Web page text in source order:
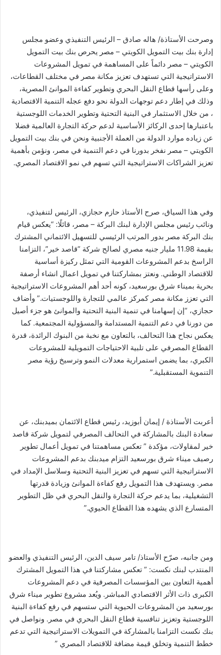
وصرحت الأستاذة/ هاله صادق – الرئيس التنفيذي وعضو مجلس
إدارة بنك بيت التمويل الكويتي – مصر يحرص بنك بيت التمويل
الكويتي – مصر دائماً على المساهمة في تمويل المشروعات
الاستراتيجية التي تستهدف تعزيز مكانة مصر في مختلف القطاعات،
وعلى رأسها قطاع النقل البحري وتطوير كفاءة الموانئ المصرية،
وذلك في إطار دعم توجهات الدولة نحو دفع عجله التنمية الاقتصادية
، من خلال الاستثمار في البنية التحتية وتطوير الخدمات اللوجستية
باعتبارها إحدى الركائز الأساسية لدعم حركة التجارة العالمية فضلا
عن زياده موارد الدولة من العملة الأجنبية ونحن في بنك بيت التمويل
الكويتي – مصر نفخر بدورنا في دعم التنمية في مصر، ونؤمن بأهمية
تعزيز الشراكات الاستراتيجية التي تسهم في نمو الاقتصاد المصري.
وفي هذا السياق، صرح الأستاذ حازم حجازي، الرئيس لتنفيذي،
ونائب رئيس مجلس الإدارة لبنك البركة – مصر، قائلًا: “يعكس قيام
بنك البركة مصر بدور المرتب الرئيسي للتسهيل الائتماني المشترك
بقيمة 11.98 مليار جنيه مصري لصالح شركة “قاصد خير”، التزامنا
الراسخ بدعم المشروعات القومية التي تمثل ركيزة أساسية
للاقتصاد الوطني. ونعتز بمشاركتنا في تمويل اعمال انشاء أرصفة
بحرية بميناء شرق بورسعيد، كونه أحد أهم المشروعات الاستراتيجية
التي تعزز مكانة مصر كمركز عالمي للتجارة واللوجستيات.” وأضاف
حجازي، “إن إسهامنا في تنمية البنية التحتية والموانئ هو جزء أصيل
من دورنا في دعم التنمية المستدامة والمسؤولية المجتمعية. كما
يعكس نجاح هذا التحالف، بالتعاون مع نخبة من البنوك الرائدة، قدرة
القطاع المصرفي على تلبية الاحتياجات التمويلية للمشروعات
الكبري، بما يضمن استمرارية معدلات النمو وترسيخ رؤية مصر
التنموية المستقبلية.”
أعربت الأستاذة / إيمان أبوزيد، رئيس قطاع الائتمان بميدبنك، عن
سعادة البنك بالمشاركة في التحالف المصرفي لتمويل شركة قاصد
خير لمقاولات، مؤكدة ” تعكس مساهمتنا في تمويل أعمال تطوير
رصيف ميناء شرق بورسعيد التزام ميدبنك بدعم المشروعات
الاستراتيجية التي تسهم في تعزيز البنية التحتية وسلاسل الإمداد في
مصر. ويستهدف هذا التمويل رفع كفاءة الموانئ وزيادة قدرتها
التشغيلية، بما يدعم حركة التجارة والنقل البحري في ظل التطوير
المتسارع الذي يشهده هذا القطاع الحيوي.”
ومن جانبه، صرّح الأستاذ/ تامر سيف الدين، الرئيس التنفيذي والعضو
المنتدب لبنك نكست: ” تعكس مشاركتنا في هذا التمويل المشترك
أهمية التعاون بين المؤسسات المصرفية في دعم المشروعات
الكبرى ذات الأثر الاقتصادي المباشر. ويُعد مشروع تطوير ميناء شرق
بورسعيد من المشروعات الحيوية التي ستسهم في رفع كفاءة البنية
اللوجستية وتعزيز تنافسية قطاع النقل البحري في مصر. ونواصل في
بنك نكست التزامنا بالمشاركة في التمويلات الاستراتيجية التي تدعم
خطط التنمية وتخلق قيمة مضافة للاقتصاد المصري ”